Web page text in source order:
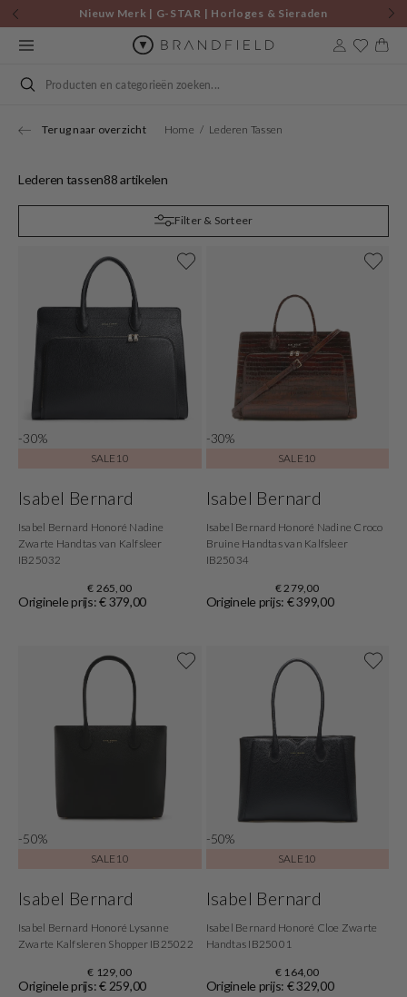
Skip to
content
Nieuw Merk | G-STAR | Horloges & Sieraden
Cart
Search
Terug naar overzicht Home Lederen Tassen
Lederen tassen88 artikelen
Filter & Sorteer
-30%
SALE10
Isabel Bernard
Isabel Bernard Honoré Nadine
Zwarte Handtas van Kalfsleer
IB25032
€ 265,00
Originele prijs: € 379,00
-30%
SALE10
Isabel Bernard
Isabel Bernard Honoré Nadine Croco
Bruine Handtas van Kalfsleer
IB25034
€ 279,00
Originele prijs: € 399,00
-50%
SALE10
Isabel Bernard
Isabel Bernard Honoré Lysanne
Zwarte Kalfsleren Shopper IB25022
€ 129,00
Originele prijs: € 259,00
-50%
SALE10
Isabel Bernard
Isabel Bernard Honoré Cloe Zwarte
Handtas IB25001
€ 164,00
Originele prijs: € 329,00